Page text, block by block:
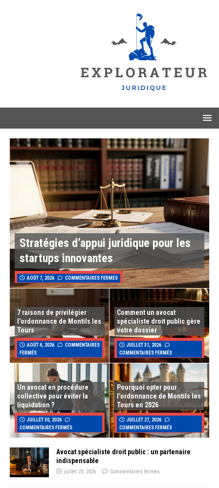
Stratégies d’appui juridique pour les
startups innovantes
AOÛT 7, 2026 COMMENTAIRES FERMÉS
7 raisons de privilégier
l’ordonnance de Montils les
Tours
AOÛT 4, 2026
COMMENTAIRES
FERMÉS
Comment un avocat
spécialiste droit public gère
votre dossier
JUILLET 31, 2026
COMMENTAIRES FERMÉS
Un avocat en procédure
collective pour éviter la
liquidation ?
JUILLET 30, 2026
COMMENTAIRES FERMÉS
Pourquoi opter pour
l’ordonnance de Montils les
Tours en 2026
JUILLET 27, 2026
COMMENTAIRES FERMÉS
Avocat spécialiste droit public : un partenaire
indispensable
juillet 23, 2026 Commentaires fermés